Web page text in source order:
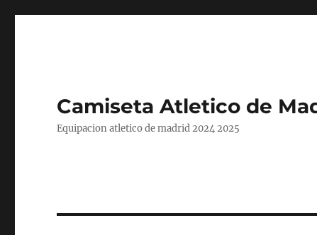
Camiseta Atletico de
Equipacion atletico de madrid 2024 2025